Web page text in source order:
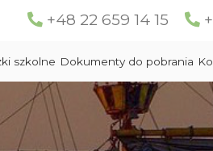
+48 22 659 14 15
szkolne Dokumenty do pobrania